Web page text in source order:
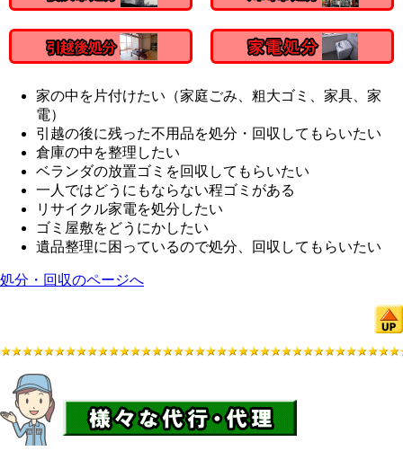
家の中を片付けたい（家庭ごみ、粗大ゴミ、家具、家
電）
引越の後に残った不用品を処分・回収してもらいたい
倉庫の中を整理したい
ベランダの放置ゴミを回収してもらいたい
一人ではどうにもならない程ゴミがある
リサイクル家電を処分したい
ゴミ屋敷をどうにかしたい
遺品整理に困っているので処分、回収してもらいたい
処分・回収のページへ